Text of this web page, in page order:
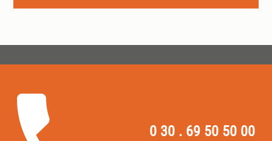
0 30 . 69 50 50 00